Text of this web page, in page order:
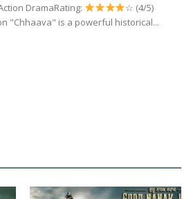
DramaRating:
☆ (4/5)
"Chhaava" is a powerful historical...